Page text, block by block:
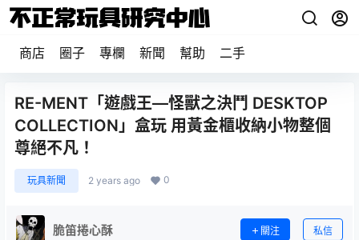
商店 圈子 專欄 新聞 幫助 二手
RE-MENT「遊戲王—怪獸之決鬥 DESKTOP
COLLECTION」盒玩 用黃金櫃收納小物整個
尊絕不凡！
玩具新聞 2 years ago 0
脆笛捲心酥 關注 私信